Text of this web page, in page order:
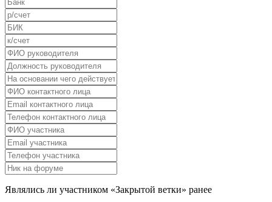
Являлись ли участником «Закрытой ветки» ранее